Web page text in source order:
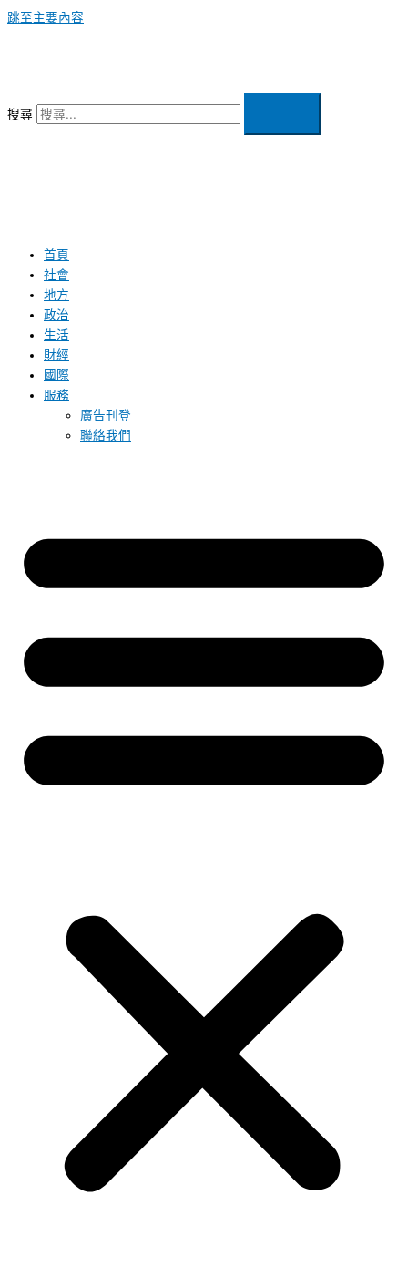
跳至主要內容
搜尋
首頁
社會
地方
政治
生活
財經
國際
服務
廣告刊登
聯絡我們